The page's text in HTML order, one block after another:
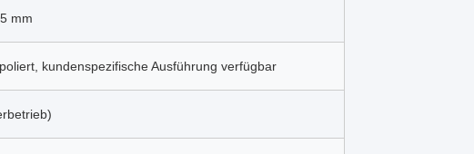
mm
kundenspezifische Ausführung verfügbar